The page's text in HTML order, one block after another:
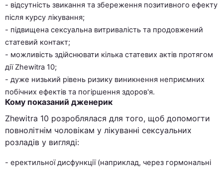
- відсутність звикання та збереження позитивного ефекту
після курсу лікування;
- підвищена сексуальна витривалість та продовжений
статевий контакт;
- можливість здійснювати кілька статевих актів протягом
дії Zhewitra 10;
- дуже низький рівень ризику виникнення неприємних
побічних ефектів та погіршення здоров'я.
Кому показаний дженерик
Zhewitra 10 розроблялася для того, щоб допомогти
повнолітнім чоловікам у лікуванні сексуальних
розладів у вигляді:
- еректильної дисфункції (наприклад, через гормональні